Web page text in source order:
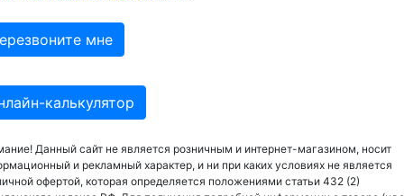
калькулятор
Данный сайт не является розничным и интернет-магазином, носит
и рекламный характер, и ни при каких условиях не является
офертой, которая определяется положениями статьи 432 (2)